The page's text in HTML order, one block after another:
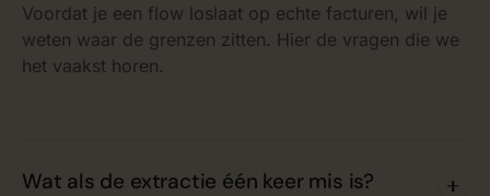
Voordat je een flow loslaat op echte facturen, wil je
weten waar de grenzen zitten. Hier de vragen die we
het vaakst horen.
Wat als de extractie één keer mis is?